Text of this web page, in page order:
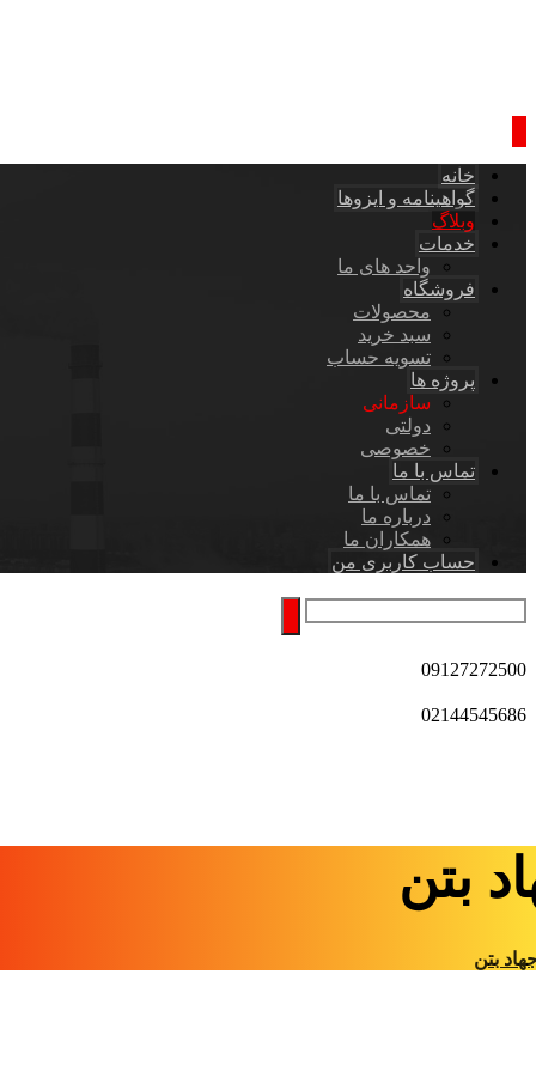
خانه
گواهینامه و ایزوها
وبلاگ
خدمات
واحد های ما
فروشگاه
محصولات
سبد خرید
تسویه حساب
پروژه ها
سازمانی
دولتی
خصوصی
تماس با ما
تماس با ما
درباره ما
همکاران ما
حساب کاربری من
09127272500
02144545686
بتن
بتن